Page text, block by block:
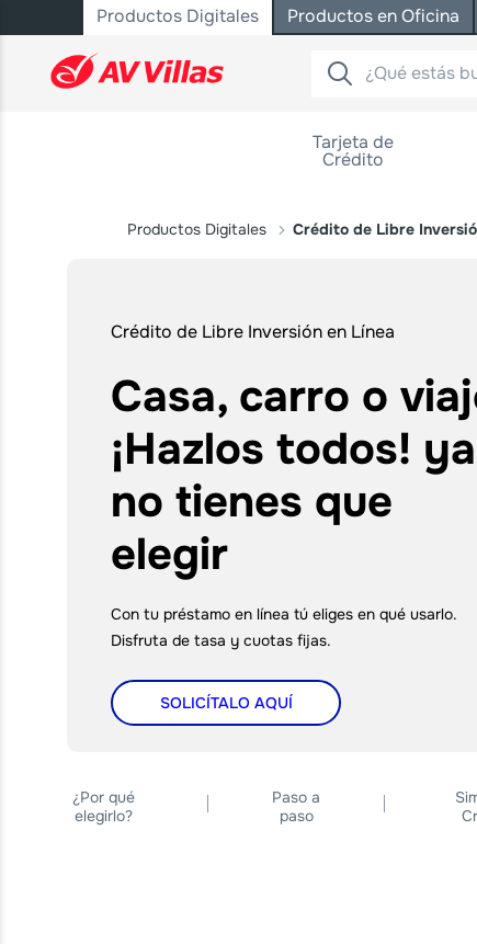
Saltar al contenido principal
Productos Digitales Productos en Oficina
Tarjeta de
Crédito
Productos Digitales Crédito de Libre
Crédito de Libre Inversión en Línea
Casa, carro o
¡Hazlos todos! ya
no tienes que
elegir
Con tu préstamo en línea tú eliges en qué usarlo.
Disfruta de tasa y cuotas fijas.
SOLICÍTALO AQUÍ
¿Por qué
elegirlo?
Paso a
paso